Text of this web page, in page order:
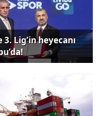
3. Lig’in heyecanı